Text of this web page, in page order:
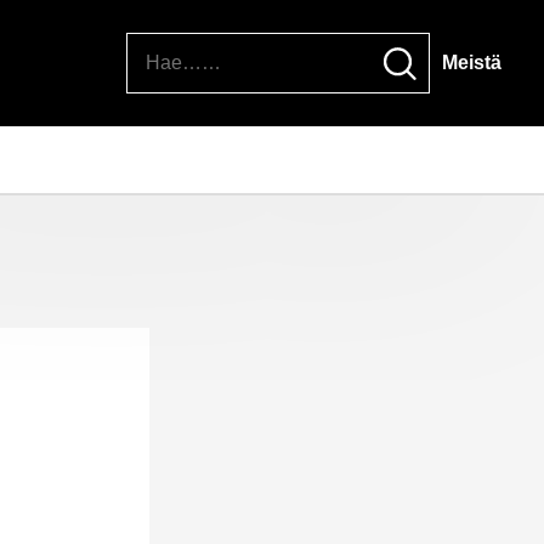
Meistä